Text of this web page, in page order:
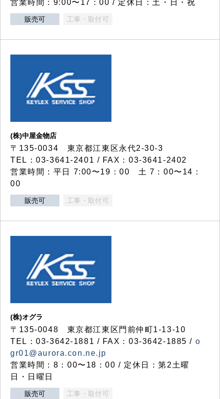
営業時間：9:00〜17：00 / 定休日：土・日・祝
販売可 工事・取付可
(株)中屋金物店
〒135-0034 東京都江東区永代2-30-3
TEL：03-3641-2401 / FAX：03-3641-2402
営業時間：平日 7:00〜19：00 土 7：00〜14：
00
販売可 工事・取付可
(株)オグラ
〒135-0048 東京都江東区門前仲町1-13-10
TEL：03-3642-1881 / FAX：03-3642-1885 / o
gr01@aurora.con.ne.jp
営業時間：8：00〜18：00 / 定休日：第2土曜
日・日曜日
販売可 工事・取付可